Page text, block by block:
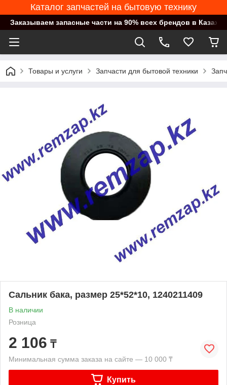
Каталог запчастей на бытовую технику
Заказываем запасные части на 90% всех брендов в
Товары и услуги Запчасти для бытовой техники
Сальник бака, размер 25*52*10, 1240211409
В наличии
Розница
2 106 ₸
Минимальная сумма заказа на сайте — 10 000 ₸
Купить